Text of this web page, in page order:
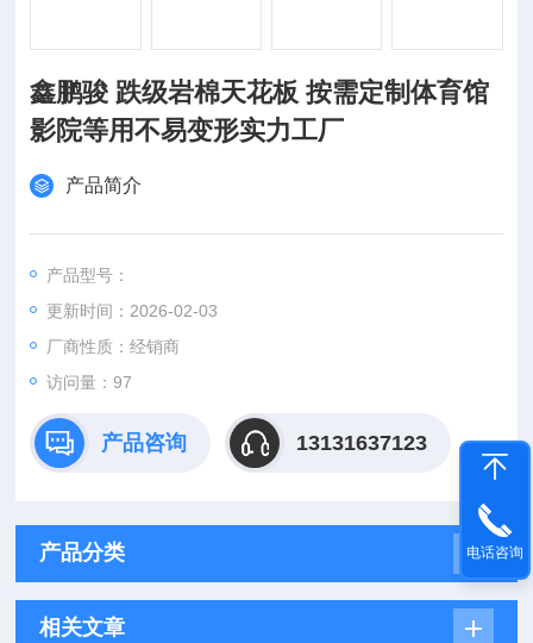
鑫鹏骏 跌级岩棉天花板 按需定制体育馆
影院等用不易变形实力工厂
产品简介
产品型号：
更新时间：2026-02-03
厂商性质：经销商
访问量：97
产品咨询 13131637123
产品分类
相关文章
电话咨询